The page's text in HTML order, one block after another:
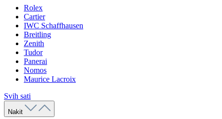
Rolex
Cartier
IWC Schaffhausen
Breitling
Zenith
Tudor
Panerai
Nomos
Maurice Lacroix
Svih sati
Nakit